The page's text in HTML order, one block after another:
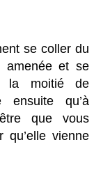
se coller du
amenée et se
la moitié de
ensuite qu’à
que vous
qu’elle vienne